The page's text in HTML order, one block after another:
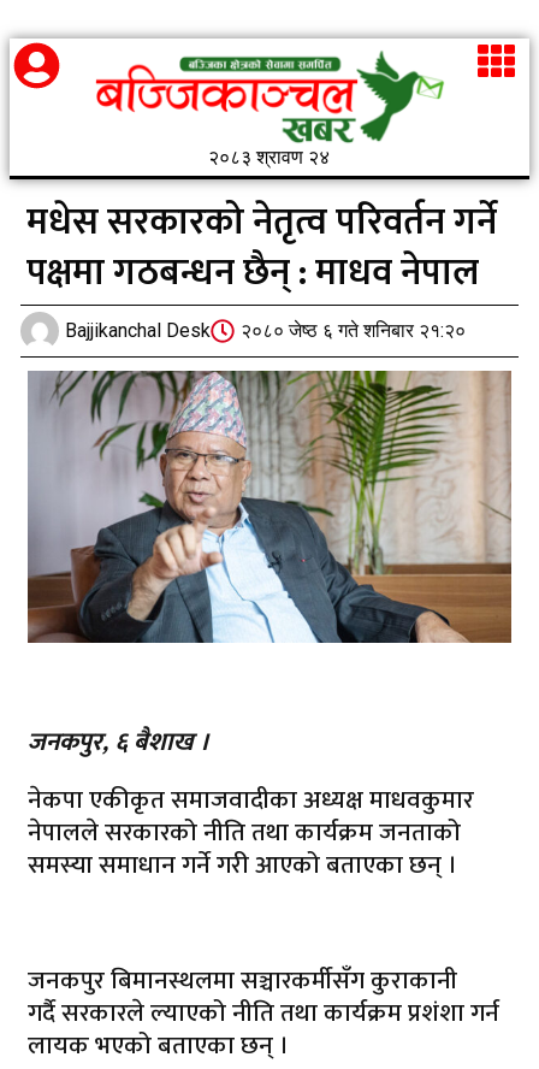
२०८३ श्रावण २४
मधेस सरकारको नेतृत्व परिवर्तन गर्ने
पक्षमा गठबन्धन छैन् : माधव नेपाल
Bajjikanchal Desk २०८० जेष्ठ ६ गते शनिबार २१:२०
जनकपुर, ६ बैशाख ।
नेकपा एकीकृत समाजवादीका अध्यक्ष माधवकुमार
नेपालले सरकारको नीति तथा कार्यक्रम जनताको
समस्या समाधान गर्ने गरी आएको बताएका छन् ।
जनकपुर बिमानस्थलमा सञ्चारकर्मीसँग कुराकानी
गर्दै सरकारले ल्याएको नीति तथा कार्यक्रम प्रशंशा गर्न
लायक भएको बताएका छन् ।